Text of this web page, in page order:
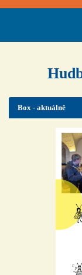
Box - aktuálně